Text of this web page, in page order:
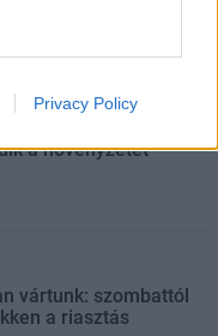
Privacy Policy
a növényzetet
vártunk: szombattól
a riasztás